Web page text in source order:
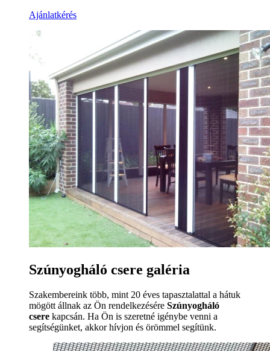
Ajánlatkérés
Szúnyogháló csere galéria
Szakembereink több, mint 20 éves tapasztalattal a hátuk
mögött állnak az Ön rendelkezésére Szúnyogháló
csere kapcsán. Ha Ön is szeretné igénybe venni a
segítségünket, akkor hívjon és örömmel segítünk.